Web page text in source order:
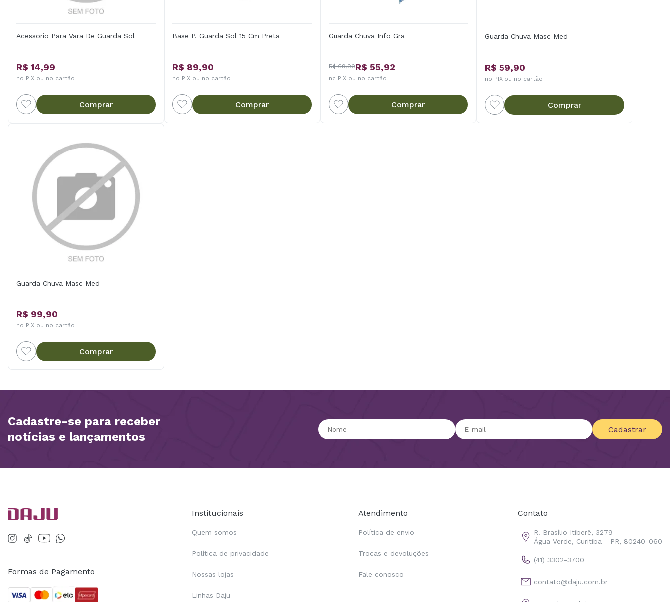
Acessorio Para Vara De Guarda Sol
R$ 14,99
no PIX ou no cartão
Comprar
Base P. Guarda Sol 15 Cm Preta
R$ 89,90
no PIX ou no cartão
Comprar
Guarda Chuva Info Gra
R$ 69,90R$ 55,92
no PIX ou no cartão
Comprar
Guarda Chuva Masc Med
R$ 59,90
no PIX ou no cartão
Comprar
Guarda Chuva Masc Med
R$ 99,90
no PIX ou no cartão
Comprar
Cadastre-se para receber
notícias e lançamentos
Cadastrar
Formas de Pagamento
Institucionais
Quem somos
Política de privacidade
Nossas lojas
Linhas Daju
Atendimento
Política de envio
Trocas e devoluções
Fale conosco
Contato
R. Brasílio Itiberê, 3279
Água Verde, Curitiba - PR, 80240-060
(41) 3302-3700
contato@daju.com.br